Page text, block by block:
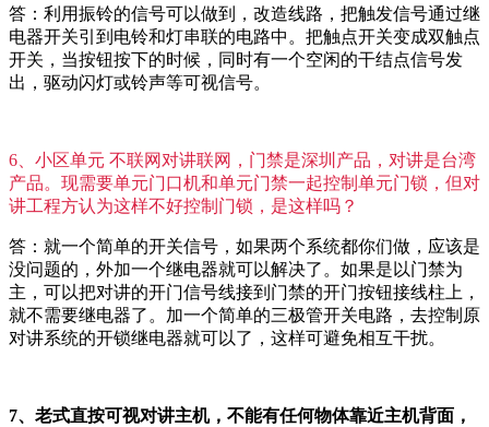
答：利用振铃的信号可以做到，改造线路，把触发信号通过继
电器开关引到电铃和灯串联的电路中。把触点开关变成双触点
开关，当按钮按下的时候，同时有一个空闲的干结点信号发
出，驱动闪灯或铃声等可视信号。
6、小区单元 不联网对讲联网，门禁是深圳产品，对讲是台湾
产品。现需要单元门口机和单元门禁一起控制单元门锁，但对
讲工程方认为这样不好控制门锁，是这样吗？
答：就一个简单的开关信号，如果两个系统都你们做，应该是
没问题的，外加一个继电器就可以解决了。如果是以门禁为
主，可以把对讲的开门信号线接到门禁的开门按钮接线柱上，
就不需要继电器了。加一个简单的三极管开关电路，去控制原
对讲系统的开锁继电器就可以了，这样可避免相互干扰。
7、老式直按可视对讲主机，不能有任何物体靠近主机背面，